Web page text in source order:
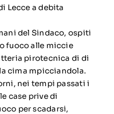
Lecce a debita
del Sindaco, ospiti
fuoco alle miccie
pirotecnica di di
cima mpicciandola.
nei tempi passati i
case prive di
per scadarsi,